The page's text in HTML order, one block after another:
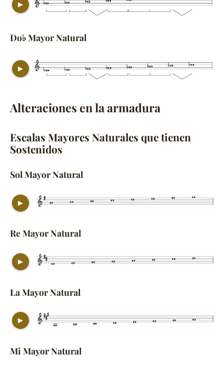
▶
Do♭ Mayor Natural
▶
Alteraciones en la armadura
Escalas Mayores Naturales que tienen
Sostenidos
Sol Mayor Natural
▶
Re Mayor Natural
▶
La Mayor Natural
▶
Mi Mayor Natural